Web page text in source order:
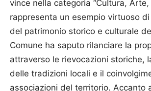
vince nella categoria “Cultura, Arte,
rappresenta un esempio virtuoso
del patrimonio storico e culturale
Comune ha saputo rilanciare la
attraverso le rievocazioni storiche,
delle tradizioni locali e il
associazioni del territorio. Accanto